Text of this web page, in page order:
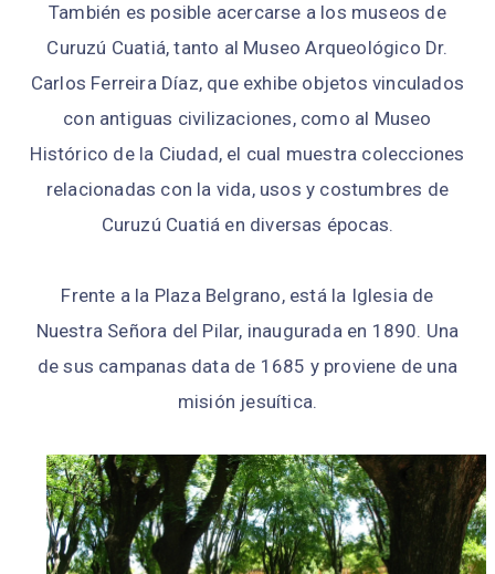
También es posible acercarse a los museos de
Curuzú Cuatiá, tanto al Museo Arqueológico Dr.
Carlos Ferreira Díaz, que exhibe objetos vinculados
con antiguas civilizaciones, como al Museo
Histórico de la Ciudad, el cual muestra colecciones
relacionadas con la vida, usos y costumbres de
Curuzú Cuatiá en diversas épocas.
Frente a la Plaza Belgrano, está la Iglesia de
Nuestra Señora del Pilar, inaugurada en 1890. Una
de sus campanas data de 1685 y proviene de una
misión jesuítica.